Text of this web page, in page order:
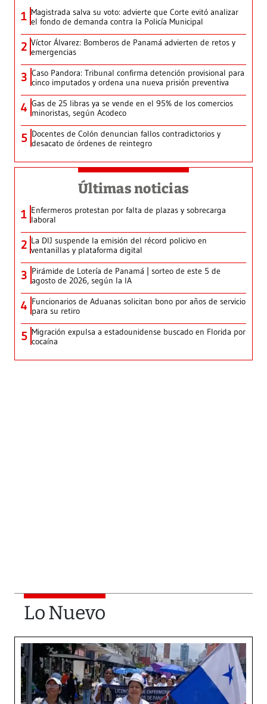
1 Magistrada salva su voto: advierte que Corte evitó analizar
el fondo de demanda contra la Policía Municipal
2 Víctor Álvarez: Bomberos de Panamá advierten de retos y
emergencias
3 Caso Pandora: Tribunal confirma detención provisional para
cinco imputados y ordena una nueva prisión preventiva
4 Gas de 25 libras ya se vende en el 95% de los comercios
minoristas, según Acodeco
5 Docentes de Colón denuncian fallos contradictorios y
desacato de órdenes de reintegro
Últimas noticias
1 Enfermeros protestan por falta de plazas y sobrecarga
laboral
2 La DIJ suspende la emisión del récord policivo en
ventanillas y plataforma digital
3 Pirámide de Lotería de Panamá | sorteo de este 5 de
agosto de 2026, según la IA
4 Funcionarios de Aduanas solicitan bono por años de servicio
para su retiro
5 Migración expulsa a estadounidense buscado en Florida por
cocaína
Lo Nuevo